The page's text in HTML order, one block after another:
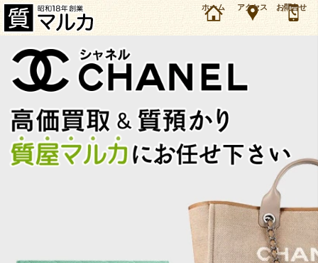
大阪・吹田市のお客様よりボーイシャネル 28 カーフ チェーンバッグを32万円で買取・質預か
りしました。シャネル バッグ・財布・小物の買取＆質預かり・質入れは大阪・豊中の質屋マル
カにお任せ下さい。（2024年1月時点の価格です）
ホーム アクセス お問合せ